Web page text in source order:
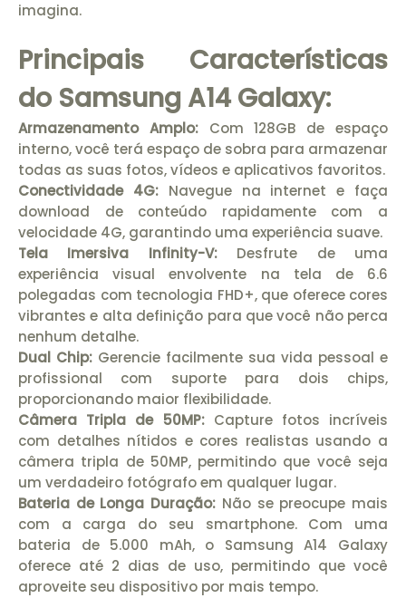
imagina.
Principais Características
do Samsung A14 Galaxy:
Armazenamento Amplo:Com 128GB de espaço
interno, você terá espaço de sobra para armazenar
todas as suas fotos, vídeos e aplicativos favoritos.
Conectividade 4G:Navegue na internet e faça
download de conteúdo rapidamente com a
velocidade 4G, garantindo uma experiência suave.
Tela Imersiva Infinity-V:Desfrute de uma
experiência visual envolvente na tela de 6.6
polegadas com tecnologia FHD+, que oferece cores
vibrantes e alta definição para que você não perca
nenhum detalhe.
Dual Chip: Gerencie facilmente sua vida pessoal e
profissional com suporte para dois chips,
proporcionando maior flexibilidade.
Câmera Tripla de 50MP:Capture fotos incríveis
com detalhes nítidos e cores realistas usando a
câmera tripla de 50MP, permitindo que você seja
um verdadeiro fotógrafo em qualquer lugar.
Bateria de Longa Duração: Não se preocupe mais
com a carga do seu smartphone. Com uma
bateria de 5.000 mAh, o Samsung A14 Galaxy
oferece até 2 dias de uso, permitindo que você
aproveite seu dispositivo por mais tempo.